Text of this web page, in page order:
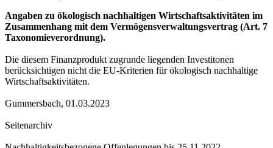
Angaben zu ökologisch nachhaltigen Wirtschaftsaktivitäten im
Zusammenhang mit dem Vermögensverwaltungsvertrag (Art. 7
Taxonomieverordnung).
Die diesem Finanzprodukt zugrunde liegenden Investitonen
berücksichtigen nicht die EU-Kriterien für ökologisch nachhaltige
Wirtschaftsaktivitäten.
Gummersbach, 01.03.2023
Seitenarchiv